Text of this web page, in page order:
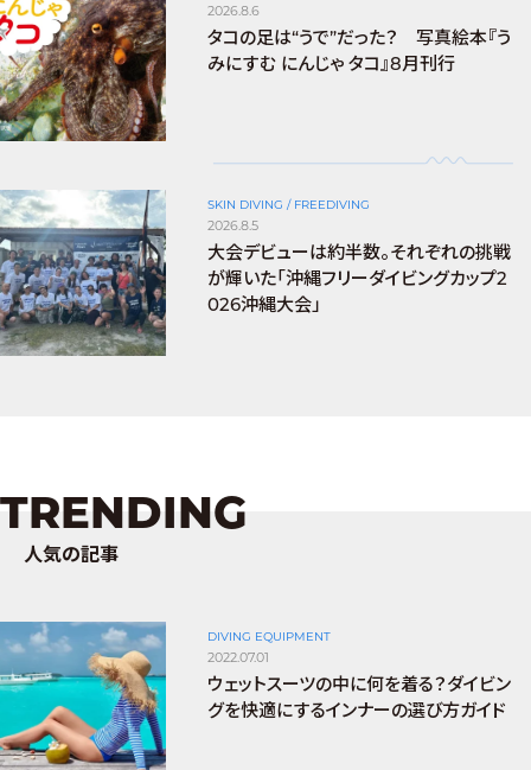
2026.8.6
タコの足は“うで”だった？ 写真絵本『う
みにすむ にんじゃ タコ』8月刊行
SKIN DIVING / FREEDIVING
2026.8.5
大会デビューは約半数。それぞれの挑戦
が輝いた「沖縄フリーダイビングカップ2
026沖縄大会」
TRENDING
人気の記事
DIVING EQUIPMENT
2022.07.01
ウェットスーツの中に何を着る？ダイビン
グを快適にするインナーの選び方ガイド